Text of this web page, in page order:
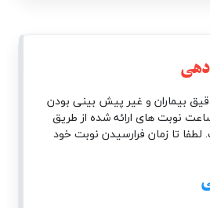
دهی
بیماران و غیر پیش بینی بودن
نوبت های ارائه شده از طریق
لطفا تا زمان فرارسیدن نوبت خود